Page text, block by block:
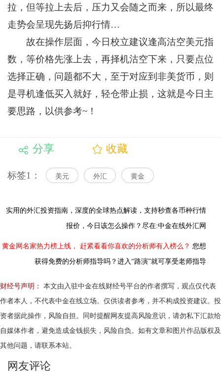
拉，但等拉上去后，压力又会随之而来，所以最终
走势会呈现先扬后抑行情…
故在操作层面，今日校立建议逢高沽空美元指
数，等价格先涨上去，再择机沽空下来，只要点位
选择正确，问题都不大，至于对应到非美货币，则
是寻机逢低买入就好，轻仓带止损，这就是今日主
要思路，以供参考~！
分享 收藏
标签1： 美元 外汇 黄金
实用的外汇投资指南， 深度的全球热点解读， 支持秒查各币种行情
报价，今日该怎么操作？尽在:中金在线外汇网
黄金网名家热力榜上线， 赶紧看看你喜欢的分析师有入榜么？ 您想
获得免费的分析师指导吗？进入“路演”就可享受老师指导
财经号声明：
本文由入驻中金在线财经号平台的作者撰写，观点仅代表
作者本人，不代表中金在线立场。仅供读者参考，并不构成投资建议。投
资者据此操作，风险自担。同时提醒网友提高风险意识，请勿私下汇款给
自媒体作者，避免造成金钱损失，风险自负。如有文章和图片作品版权及
其他问题，请联系本站。